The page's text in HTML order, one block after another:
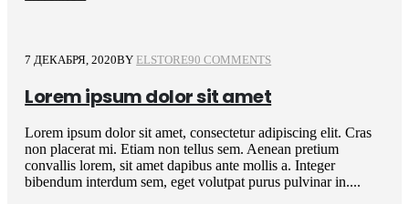
7 ДЕКАБРЯ, 2020BY ELSTORE90 COMMENTS
Lorem ipsum dolor sit amet
Lorem ipsum dolor sit amet, consectetur adipiscing elit. Cras
non placerat mi. Etiam non tellus sem. Aenean pretium
convallis lorem, sit amet dapibus ante mollis a. Integer
bibendum interdum sem, eget volutpat purus pulvinar in....